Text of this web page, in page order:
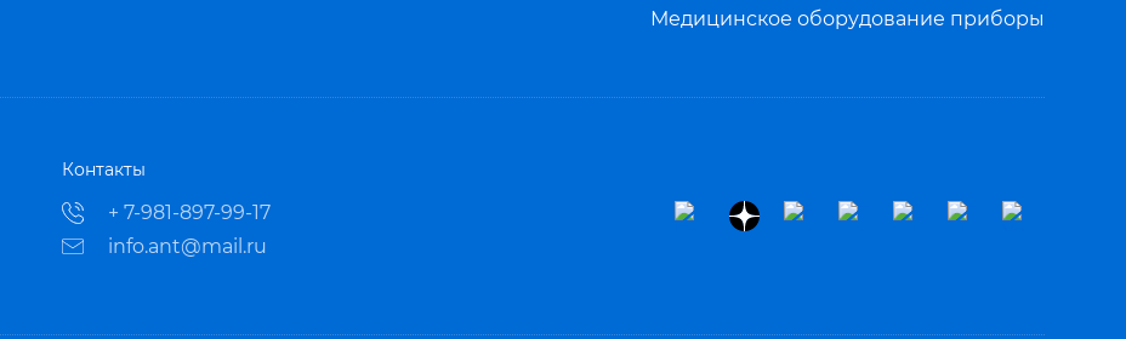
Медицинское оборудование приборы
Контакты
+ 7-981-897-99-17
info.ant@mail.ru